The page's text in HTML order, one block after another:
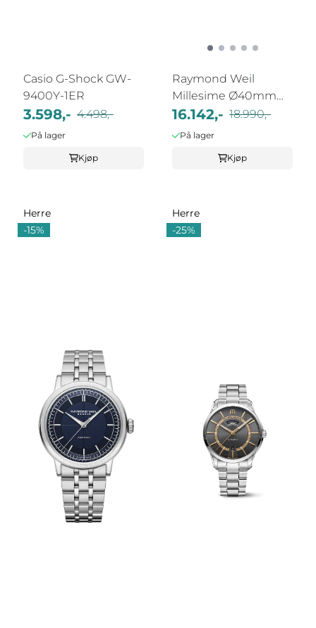
Casio G-Shock GW-
9400Y-1ER
3.598,- 4.498,-
På lager
Kjøp
Raymond Weil
Millesime Ø40mm
2925-PC5-65001
16.142,- 18.990,-
På lager
Kjøp
Herre
-15%
Herre
-25%